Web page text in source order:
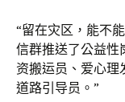
“留在灾区，能不
信群推送了公益性
资搬运员、爱心理
道路引导员。”